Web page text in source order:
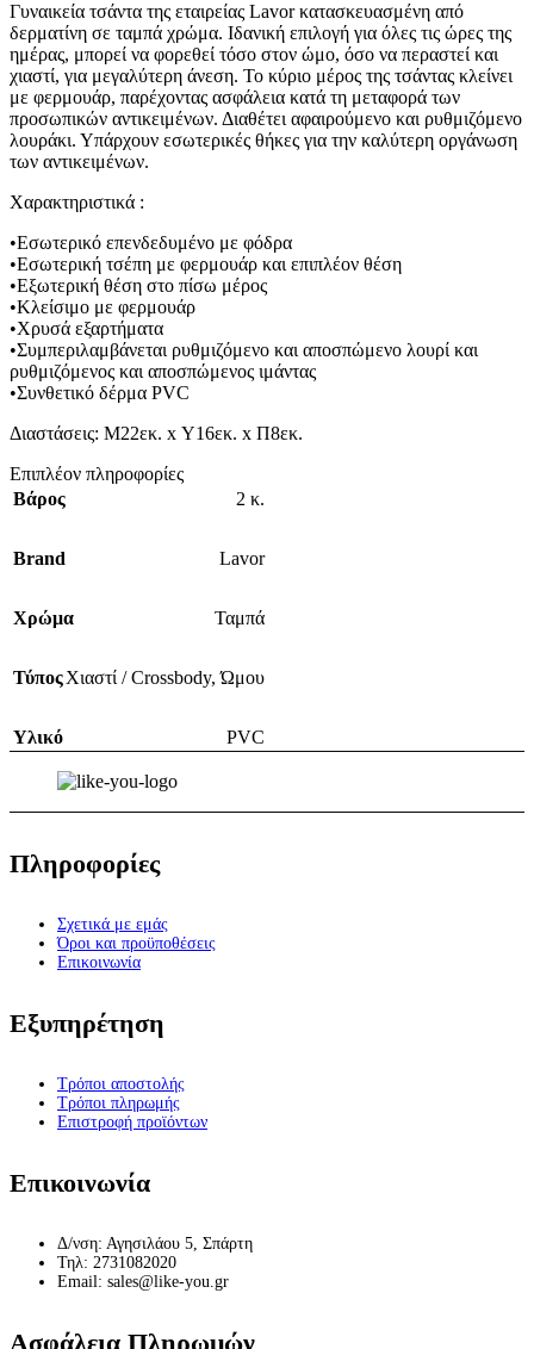
Γυναικεία τσάντα της εταιρείας Lavor κατασκευασμένη από
δερματίνη σε ταμπά χρώμα. Ιδανική επιλογή για όλες τις ώρες της
ημέρας, μπορεί να φορεθεί τόσο στον ώμο, όσο να περαστεί και
χιαστί, για μεγαλύτερη άνεση. Το κύριο μέρος της τσάντας κλείνει
με φερμουάρ, παρέχοντας ασφάλεια κατά τη μεταφορά των
προσωπικών αντικειμένων. Διαθέτει αφαιρούμενο και ρυθμιζόμενο
λουράκι. Υπάρχουν εσωτερικές θήκες για την καλύτερη οργάνωση
των αντικειμένων.
Χαρακτηριστικά :
•Εσωτερικό επενδεδυμένο με φόδρα
•Εσωτερική τσέπη με φερμουάρ και επιπλέον θέση
•Εξωτερική θέση στο πίσω μέρος
•Κλείσιμο με φερμουάρ
•Χρυσά εξαρτήματα
•Συμπεριλαμβάνεται ρυθμιζόμενο και αποσπώμενο λουρί και
ρυθμιζόμενος και αποσπώμενος ιμάντας
•Συνθετικό δέρμα PVC
Διαστάσεις: Μ22εκ. x Υ16εκ. x Π8εκ.
Επιπλέον πληροφορίες
Βάρος
2 κ.
Brand Lavor
Χρώμα Ταμπά
ΤύποςΧιαστί / Crossbody,Ώμου
Υλικό PVC
Πληροφορίες
Σχετικά με εμάς
Όροι και προϋποθέσεις
Επικοινωνία
Εξυπηρέτηση
Τρόποι αποστολής
Τρόποι πληρωμής
Επιστροφή προϊόντων
Επικοινωνία
Δ/νση: Αγησιλάου 5, Σπάρτη
Τηλ: 2731082020
Email: sales@like-you.gr
Ασφάλεια Πληρωμών